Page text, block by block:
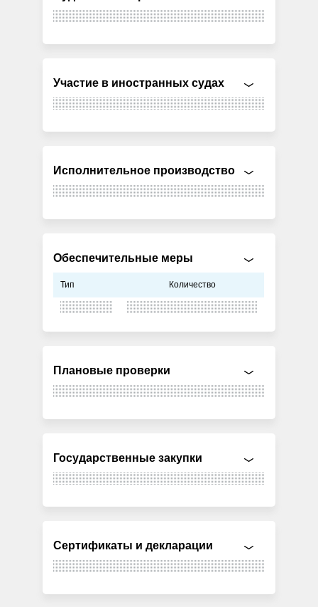
Участие в иностранных судах
Исполнительное производство
Обеспечительные меры
Тип Количество
Плановые проверки
Государственные закупки
Сертификаты и декларации